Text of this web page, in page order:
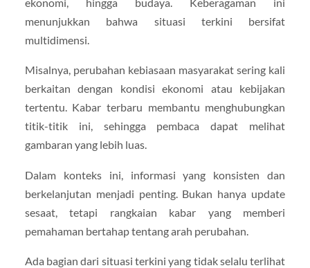
ekonomi, hingga budaya. Keberagaman ini
menunjukkan bahwa situasi terkini bersifat
multidimensi.
Misalnya, perubahan kebiasaan masyarakat sering kali
berkaitan dengan kondisi ekonomi atau kebijakan
tertentu. Kabar terbaru membantu menghubungkan
titik-titik ini, sehingga pembaca dapat melihat
gambaran yang lebih luas.
Dalam konteks ini, informasi yang konsisten dan
berkelanjutan menjadi penting. Bukan hanya update
sesaat, tetapi rangkaian kabar yang memberi
pemahaman bertahap tentang arah perubahan.
Ada bagian dari situasi terkini yang tidak selalu terlihat